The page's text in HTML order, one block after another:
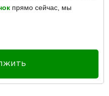
прямо сейчас, мы